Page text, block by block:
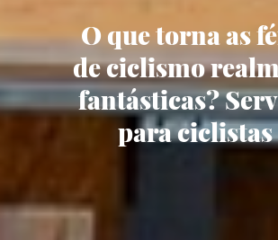
O que torna as
de ciclismo
fantásticas?
para ciclistas